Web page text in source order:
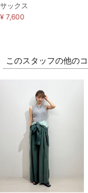
サックス
¥ 7,600
このスタッフの他の